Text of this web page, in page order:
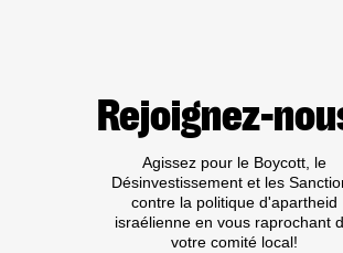
COMPLICE
«
DANCE
Rejoignez-
Agissez pour le Boycott, le
Désinvestissement et les
contre la politique d'apartheid
israélienne en vous raprochant
votre comité local!